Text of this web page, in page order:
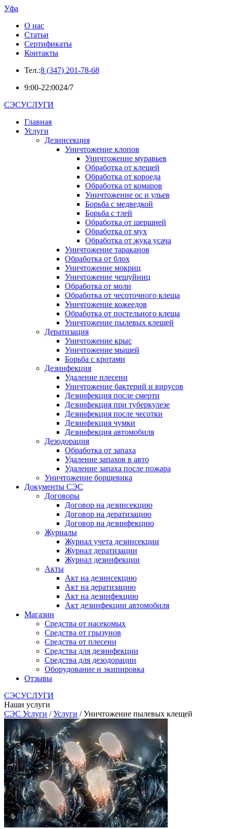
Уфа
О нас
Статьи
Сертификаты
Контакты
Тел.:8 (347) 201-78-68
9:00-22:0024/7
СЭСУСЛУГИ
Главная
Услуги
Дезинсекция
Уничтожение клопов
Уничтожение муравьев
Обработка от клещей
Обработка от короеда
Обработка от комаров
Уничтожение ос и ульев
Борьба с медведкой
Борьба с тлей
Обработка от шершней
Обработка от мух
Обработка от жука усача
Уничтожение тараканов
Обработка от блох
Уничтожение мокриц
Уничтожение чешуйниц
Обработка от моли
Обработка от чесоточного клеща
Уничтожение кожеедов
Обработка от постельного клеща
Уничтожение пылевых клещей
Дератизация
Уничтожение крыс
Уничтожение мышей
Борьба с кротами
Дезинфекция
Удаление плесени
Уничтожение бактерий и вирусов
Дезинфекция после смерти
Дезинфекция при туберкулезе
Дезинфекция после чесотки
Дезинфекция чумки
Дезинфекция автомобиля
Дезодорация
Обработка от запаха
Удаление запахов в авто
Удаление запаха после пожара
Уничтожение борщевика
Документы СЭС
Договоры
Договор на дезинсекцию
Договор на дератизацию
Договор на дезинфекцию
Журналы
Журнал учета дезинсекции
Журнал дератизации
Журнал дезинфекции
Акты
Акт на дезинсекцию
Акт на дератизацию
Акт на дезинфекцию
Акт дезинфекции автомобиля
Магазин
Средства от насекомых
Средства от грызунов
Средства от плесени
Средства для дезинфекции
Средства для дезодорации
Оборудование и экипировка
Отзывы
СЭСУСЛУГИ
Наши услуги
СЭС Услуги /Услуги / Уничтожение пылевых клещей